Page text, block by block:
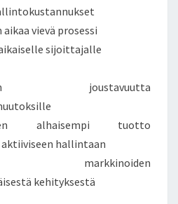
vievä prosessi
sijoittajalle
joustavuutta
alhaisempi tuotto
hallintaan
markkinoiden
kehityksestä